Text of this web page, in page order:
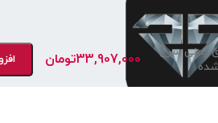
سرخ
33,907,000تومان افزودن